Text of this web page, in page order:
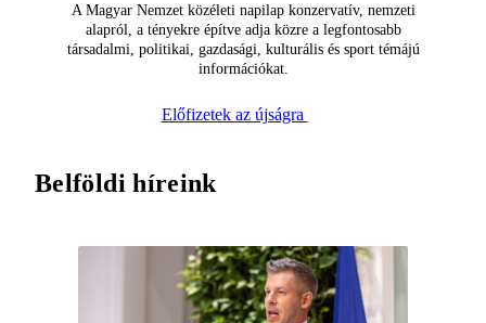
A Magyar Nemzet közéleti napilap konzervatív, nemzeti
alapról, a tényekre építve adja közre a legfontosabb
társadalmi, politikai, gazdasági, kulturális és sport témájú
információkat.
Előfizetek az újságra
Belföldi híreink